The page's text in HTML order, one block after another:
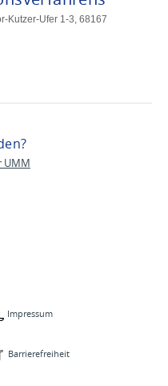
Kutzer-Ufer 1-3, 68167
UMM
Impressum
Barrierefreiheit